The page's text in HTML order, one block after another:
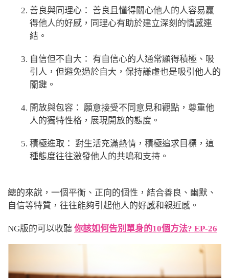
善良與同理心： 善良且懂得關心他人的人容易贏
得他人的好感，同理心有助於建立深刻的情感連
結。
自信但不自大： 有自信心的人通常顯得積極、吸
引人，但避免過於自大，保持謙虛也是吸引他人的
關鍵。
開放與包容： 願意接受不同意見和觀點，尊重他
人的獨特性格，展現開放的態度。
積極進取： 對生活充滿熱情，積極追求目標，這
種態度往往激發他人的共鳴和支持。
總的來說，一個平衡、正向的個性，結合善良、幽默、
自信等特質，往往能夠引起他人的好感和親近感。
NG版的可以收聽 你該如何告別單身的10個方法? EP-26